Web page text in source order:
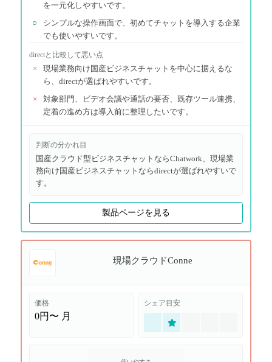
を一元化しやすいです。
○
シンプルな操作画面で、初めてチャットを導入する企業
でも使いやすいです。
directと比較して悪い点
×
現場業務向け国産ビジネスチャットを中心に据えるな
ら、directが選ばれやすいです。
×
対象部門、ビデオ会議や通話の要否、既存ツール連携、
定着の進め方は導入前に整理したいです。
判断の分かれ目
国産クラウド型ビジネスチャットならChatwork、現場業
務向け国産ビジネスチャットならdirectが選ばれやすいで
す。
製品ページを見る
現場クラウドConne
価格
0円〜 月
シェア目安